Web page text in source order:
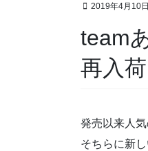
2019年4月10日
team
再入荷
発売以来人
そちらに新